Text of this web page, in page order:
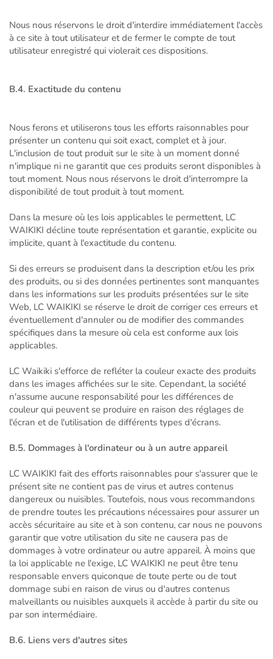
Nous nous réservons le droit d'interdire immédiatement l'accès
à ce site à tout utilisateur et de fermer le compte de tout
utilisateur enregistré qui violerait ces dispositions.
B.4. Exactitude du contenu
Nous ferons et utiliserons tous les efforts raisonnables pour
présenter un contenu qui soit exact, complet et à jour.
L'inclusion de tout produit sur le site à un moment donné
n'implique ni ne garantit que ces produits seront disponibles à
tout moment. Nous nous réservons le droit d'interrompre la
disponibilité de tout produit à tout moment.
Dans la mesure où les lois applicables le permettent, LC
WAIKIKI décline toute représentation et garantie, explicite ou
implicite, quant à l'exactitude du contenu.
Si des erreurs se produisent dans la description et/ou les prix
des produits, ou si des données pertinentes sont manquantes
dans les informations sur les produits présentées sur le site
Web, LC WAIKIKI se réserve le droit de corriger ces erreurs et
éventuellement d'annuler ou de modifier des commandes
spécifiques dans la mesure où cela est conforme aux lois
applicables.
LC Waikiki s'efforce de refléter la couleur exacte des produits
dans les images affichées sur le site. Cependant, la société
n'assume aucune responsabilité pour les différences de
couleur qui peuvent se produire en raison des réglages de
l'écran et de l'utilisation de différents types d'écrans.
B.5. Dommages à l'ordinateur ou à un autre appareil
LC WAIKIKI fait des efforts raisonnables pour s'assurer que le
présent site ne contient pas de virus et autres contenus
dangereux ou nuisibles. Toutefois, nous vous recommandons
de prendre toutes les précautions nécessaires pour assurer un
accès sécuritaire au site et à son contenu, car nous ne pouvons
garantir que votre utilisation du site ne causera pas de
dommages à votre ordinateur ou autre appareil. À moins que
la loi applicable ne l'exige, LC WAIKIKI ne peut être tenu
responsable envers quiconque de toute perte ou de tout
dommage subi en raison de virus ou d'autres contenus
malveillants ou nuisibles auxquels il accède à partir du site ou
par son intermédiaire.
B.6. Liens vers d'autres sites